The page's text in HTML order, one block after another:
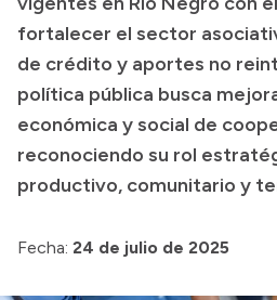
Compras y licitaciones
Consulta de expedientes
Consulta de pago a
Convocatorias
fortalecer el sector
de crédito y aportes no
política pública busca
económica y social de
reconociendo su rol
productivo, comunitario y
Fecha: 24 de julio de 2025